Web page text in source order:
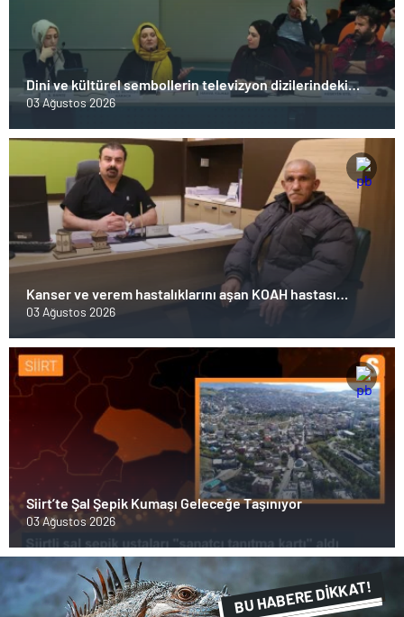
Dini ve kültürel sembollerin televizyon dizilerindeki
temsili üzerine panel düzenlendi
03 Ağustos 2026
Kanser ve verem hastalıklarını aşan KOAH hastası
hayata tutundu
03 Ağustos 2026
Siirt’te Şal Şepik Kumaşı Geleceğe Taşınıyor
03 Ağustos 2026
SON DAKİKA
FLAŞ FLAŞ...
BU HABERE DİKKAT!